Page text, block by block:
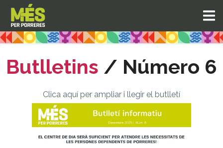
Butlletins / Número 6
Clica aquí per ampliar i llegir el butlletí